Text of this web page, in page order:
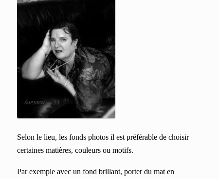
Selon le lieu, les fonds photos il est préférable de choisir
certaines matières, couleurs ou motifs.
Par exemple avec un fond brillant, porter du mat en